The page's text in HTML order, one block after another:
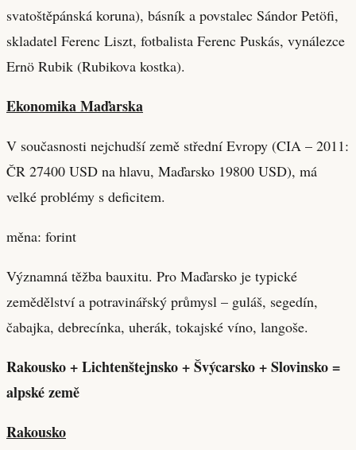
svatoštěpánská koruna), básník a povstalec Sándor Petöfi,
skladatel Ferenc Liszt, fotbalista Ferenc Puskás, vynálezce
Ernö Rubik (Rubikova kostka).
Ekonomika Maďarska
V současnosti nejchudší země střední Evropy (CIA – 2011:
ČR 27400 USD na hlavu, Maďarsko 19800 USD), má
velké problémy s deficitem.
měna: forint
Významná těžba bauxitu. Pro Maďarsko je typické
zemědělství a potravinářský průmysl – guláš, segedín,
čabajka, debrecínka, uherák, tokajské víno, langoše.
Rakousko + Lichtenštejnsko + Švýcarsko + Slovinsko =
alpské země
Rakousko